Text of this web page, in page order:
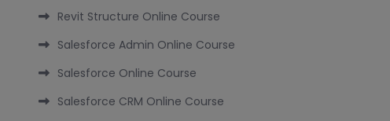
Revit Structure Online Course
Salesforce Admin Online Course
Salesforce Online Course
Salesforce CRM Online Course